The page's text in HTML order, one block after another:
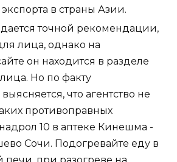
в страны Азии.
точной рекомендации,
лица, однако на
он находится в разделе
Но по факту
что агентство не
противоправных
10 в аптеке Кинешма -
Сочи. Подогревайте еду в